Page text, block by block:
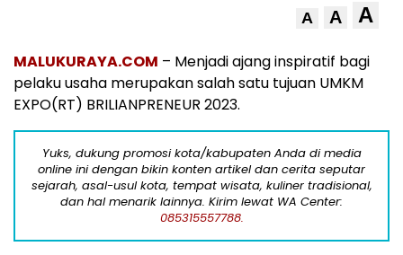
A A A
MALUKURAYA.COM – Menjadi ajang inspiratif bagi
pelaku usaha merupakan salah satu tujuan UMKM
EXPO(RT) BRILIANPRENEUR 2023.
Yuks, dukung promosi kota/kabupaten Anda di media
online ini dengan bikin konten artikel dan cerita seputar
sejarah, asal-usul kota, tempat wisata, kuliner tradisional,
dan hal menarik lainnya. Kirim lewat WA Center:
085315557788.